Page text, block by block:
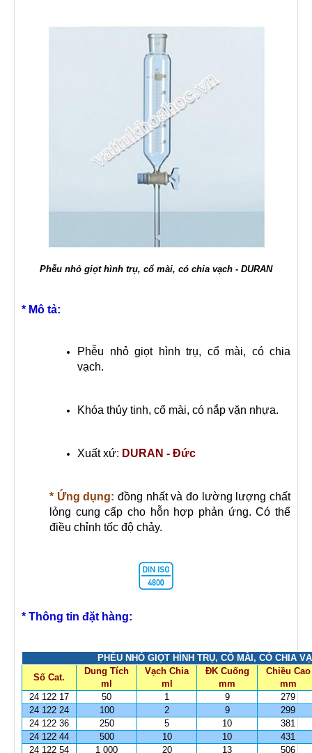
Phễu nhỏ giọt hình trụ, cổ mài, có chia vạch - DURAN
* Mô tả:
Phễu nhỏ giọt hình trụ, cổ mài, có chia
vạch.
Khóa thủy tinh, cổ mài, có nắp vặn nhựa.
Xuất xứ: DURAN - Đức
* Ứng dụng: đồng nhất và đo lường lượng chất
lỏng cung cấp cho hỗn hợp phản ứng. Có thể
điều chỉnh tốc độ chảy.
* Thông tin đặt hàng:
PHỄU NHỎ GIỌT HÌNH TRỤ, CỔ MÀI, CÓ CHIA
Số Cat.
Dung Tích
ml
Vạch Chia
ml
ĐK Cuống
mm
Chiều Cao
mm
24 122 17
50 1 9
279
24 122 24
100 2 9
299
24 122 36
250 5 10
381
24 122 44
500 10 10
431
24 122 54
1 000 20 13
506